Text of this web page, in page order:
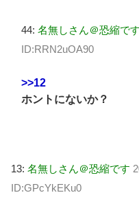
44: 名無しさん＠恐縮です
ID:RRN2uOA90
>>12
ホントにないか？
13: 名無しさん＠恐縮です
ID:GPcYkEKu0